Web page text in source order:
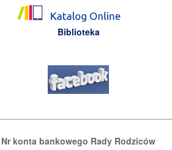
Biblioteka
Nr konta bankowego Rady Rodziców